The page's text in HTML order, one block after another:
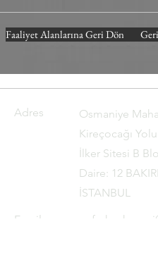
Faaliyet Alanlarına Geri Dön Geri
Adres
Osmaniye
Kireçocağı
İlker Sitesi B
Daire: 12
İSTANBUL
Email